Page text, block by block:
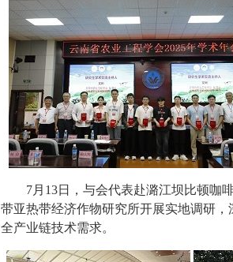
7月 13日，与会代表赴潞江坝比顿咖
带亚热带经济作物研究所开展实地调研，
全产业链技术需求。